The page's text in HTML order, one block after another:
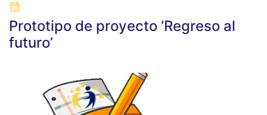
Prototipo de proyecto ‘Regreso al
futuro’